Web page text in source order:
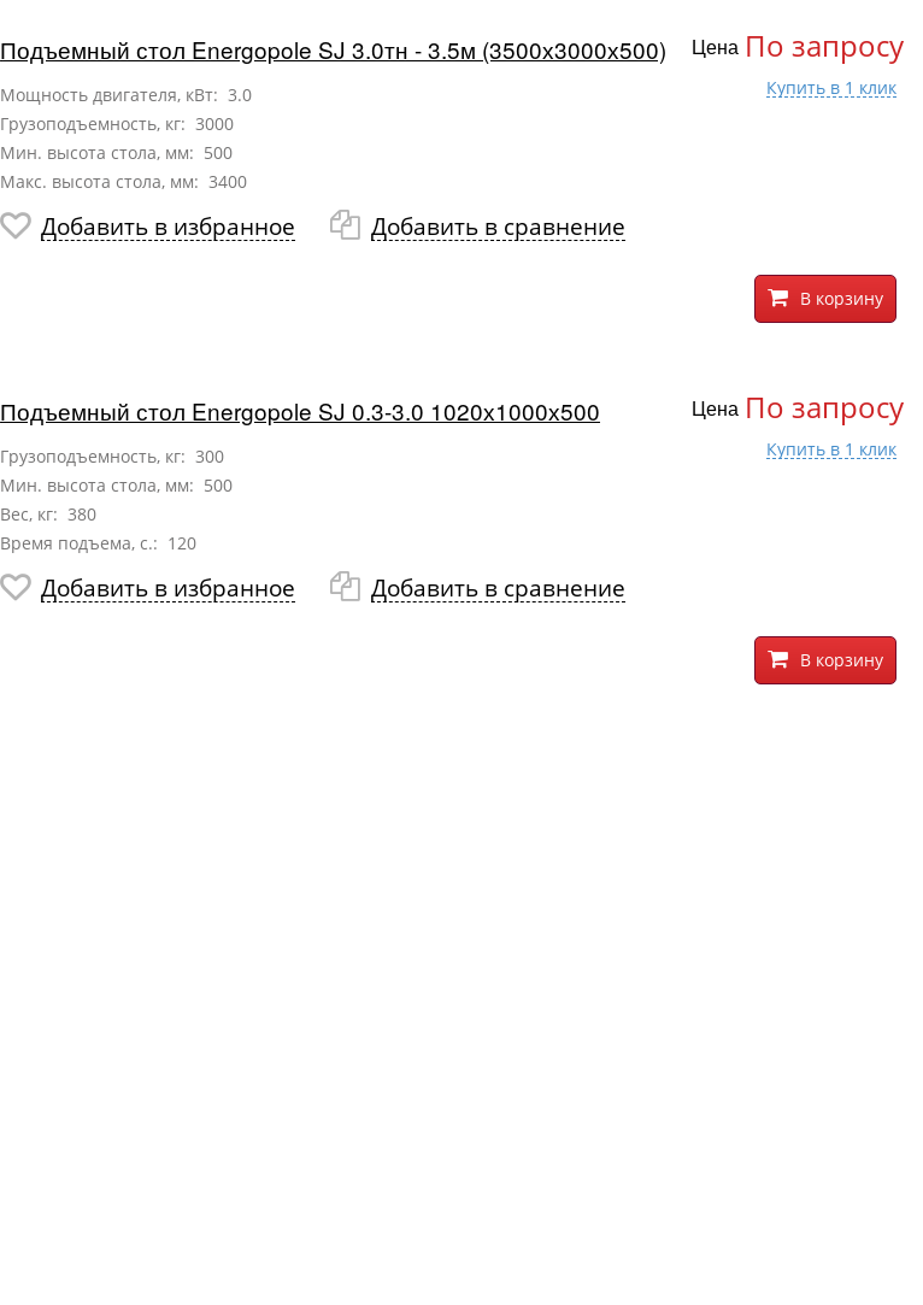
Подъемный стол Energopole SJ 3.0тн - 3.5м (3500х3000х500)
Мощность двигателя, кВт: 3.0
Грузоподъемность, кг: 3000
Мин. высота стола, мм: 500
Макс. высота стола, мм: 3400
Добавить в избранное Добавить в сравнение
Цена По запросу
В корзину
Подъемный стол Energopole SJ 0.3-3.0 1020х1000х500
Грузоподъемность, кг: 300
Мин. высота стола, мм: 500
Вес, кг: 380
Время подъема, с.: 120
Добавить в избранное Добавить в сравнение
Цена По запросу
В корзину